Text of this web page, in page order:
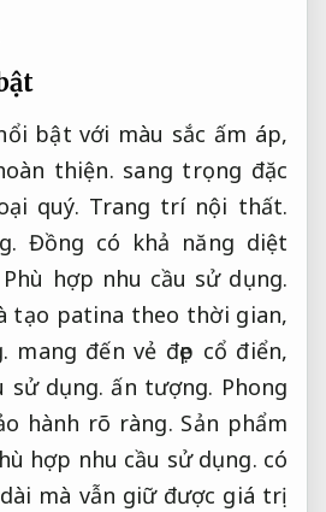
bật với màu sắc ấm áp,
thiện. sang trọng đặc
quý. Trang trí nội thất.
Đồng có khả năng diệt
Phù hợp nhu cầu sử dụng.
tạo patina theo thời gian,
mang đến vẻ đẹp cổ điển,
sử dụng. ấn tượng. Phong
hành rõ ràng. Sản phẩm
hợp nhu cầu sử dụng. có
mà vẫn giữ được giá trị